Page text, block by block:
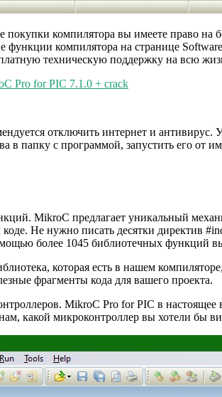
компилятора вы имеете право на
компилятора на странице
техническую поддержку на всю
Pro for PIC 7.1.0 + crack
отключить интернет и антивирус.
в папку с программой, запустить его от
MikroC предлагает уникальный
Не нужно писать десятки директив
более 1045 библиотечных функций
которая есть в нашем
фрагменты кода для вашего проекта.
MikroC Pro for PIC в
какой микроконтроллер вы хотели бы